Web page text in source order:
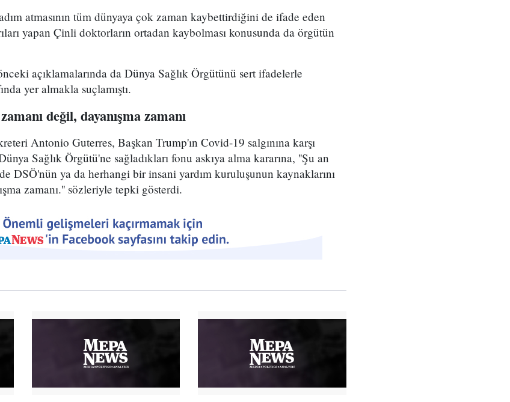
atmasının tüm dünyaya çok zaman kaybettirdiğini de ifade eden
yapan Çinli doktorların ortadan kaybolması konusunda da örgütün
açıklamalarında da Dünya Sağlık Örgütünü sert ifadelerle
yer almakla suçlamıştı.
değil, dayanışma zamanı
Antonio Guterres, Başkan Trump'ın Covid-19 salgınına karşı
Sağlık Örgütü'ne sağladıkları fonu askıya alma kararına, ''Şu an
DSÖ'nün ya da herhangi bir insani yardım kuruluşunun kaynaklarını
zamanı.'' sözleriyle tepki gösterdi.